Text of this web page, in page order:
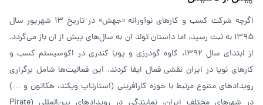
اگرچه شرکت کسب و کارهای نوآورانه «جهش» در تاریخ ۱۳ شهریور سال
1395 به ثبت رسید، اما داستان تولد آن به سال‌های پیش از آن باز می‌گردد.
از ابتدای سال ۱۳۹۲، کاوه گودرزی و پویا کندری در اکوسیستم کسب و
کارهای نوپا در ایران نقشی فعال ایفا کردند. این فعالیت‌ها شامل برگزاری
رویدادهای متنوع مرتبط با حوزه کارآفرینی (استارتاپ ‌ویکند، هکاتون و …)